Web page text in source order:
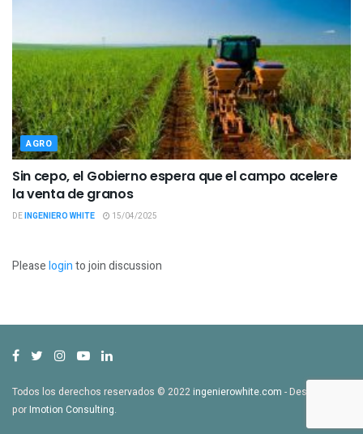
AGRO
Sin cepo, el Gobierno espera que el campo acelere
la venta de granos
DEINGENIERO WHITE 15/04/2025
Pleaseloginto join discussion
Todos los derechos reservados © 2022ingenierowhite.com - Desarrollado
porImotion Consulting.